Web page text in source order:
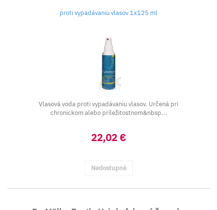
proti vypadávaniu vlasov 1x125 ml
Vlasová voda proti vypadávaniu vlasov. Určená pri
chronickom alebo príležitostnom&nbsp...
22,02 €
Nedostupné